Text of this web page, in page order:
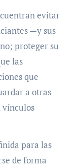
evitar
—y sus
proteger su
las
que
a otras
vínculos
para las
de forma